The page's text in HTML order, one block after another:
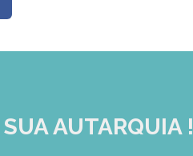
AUTARQUIA !